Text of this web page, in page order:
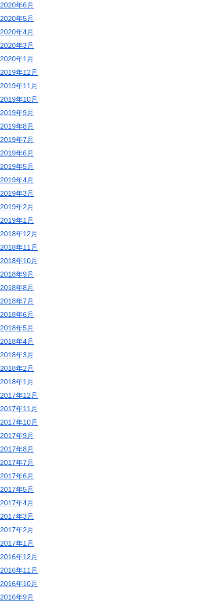
2020年6月
2020年5月
2020年4月
2020年3月
2020年1月
2019年12月
2019年11月
2019年10月
2019年9月
2019年8月
2019年7月
2019年6月
2019年5月
2019年4月
2019年3月
2019年2月
2019年1月
2018年12月
2018年11月
2018年10月
2018年9月
2018年8月
2018年7月
2018年6月
2018年5月
2018年4月
2018年3月
2018年2月
2018年1月
2017年12月
2017年11月
2017年10月
2017年9月
2017年8月
2017年7月
2017年6月
2017年5月
2017年4月
2017年3月
2017年2月
2017年1月
2016年12月
2016年11月
2016年10月
2016年9月